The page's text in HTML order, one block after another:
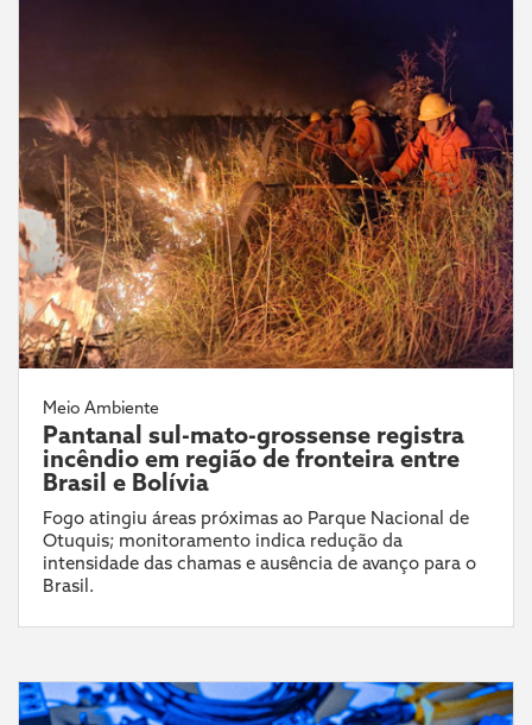
Meio Ambiente
Pantanal sul-mato-grossense registra
incêndio em região de fronteira entre
Brasil e Bolívia
Fogo atingiu áreas próximas ao Parque Nacional de
Otuquis; monitoramento indica redução da
intensidade das chamas e ausência de avanço para o
Brasil.